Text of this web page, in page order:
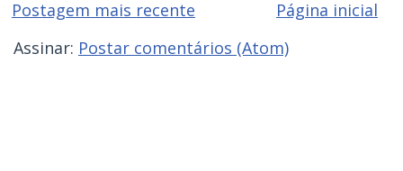
Postagem mais recente
Página inicial
Assinar: Postar comentários (Atom)